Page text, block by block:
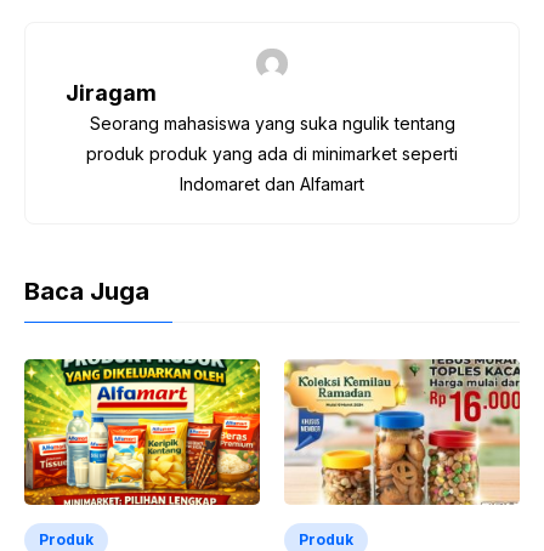
k
Jiragam
Seorang mahasiswa yang suka ngulik tentang
produk produk yang ada di minimarket seperti
Indomaret dan Alfamart
Baca Juga
Produk Produk